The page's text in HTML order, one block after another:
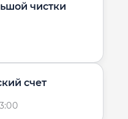
чистки
счет